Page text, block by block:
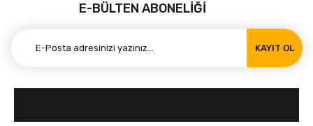
E-BÜLTEN ABONELİĞİ
KAYIT OL